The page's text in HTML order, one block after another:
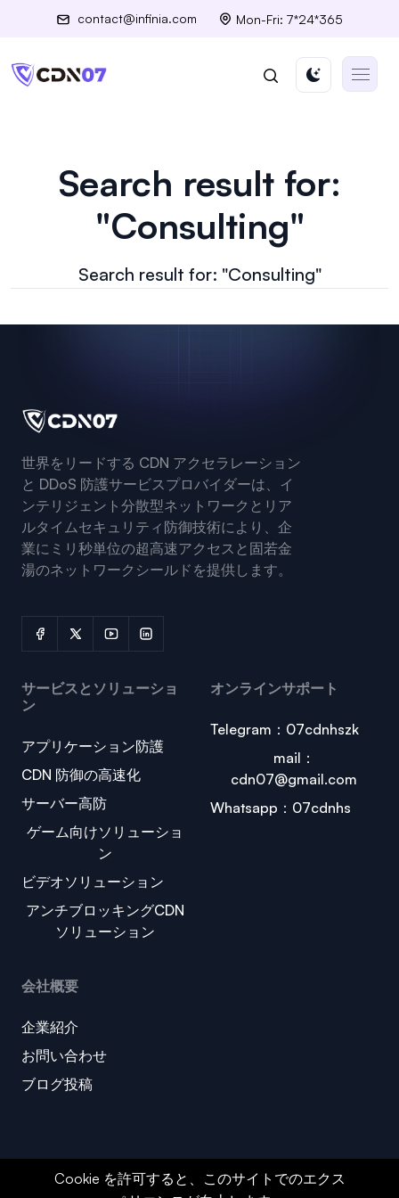
contact@infinia.com Mon-Fri: 7*24*365
Search result for:
"Consulting"
Search result for: "Consulting"
世界をリードする CDN アクセラレーション
と DDoS 防護サービスプロバイダーは、イ
ンテリジェント分散型ネットワークとリア
ルタイムセキュリティ防御技術により、企
業にミリ秒単位の超高速アクセスと固若金
湯のネットワークシールドを提供します。
サービスとソリューショ
ン
アプリケーション防護
CDN 防御の高速化
サーバー高防
ゲーム向けソリューショ
ン
ビデオソリューション
アンチブロッキングCDN
ソリューション
オンラインサポート
Telegram：07cdnhszk
mail：
cdn07@gmail.com
Whatsapp：07cdnhs
会社概要
企業紹介
お問い合わせ
ブログ投稿
Cookie を許可すると、このサイトでのエクス